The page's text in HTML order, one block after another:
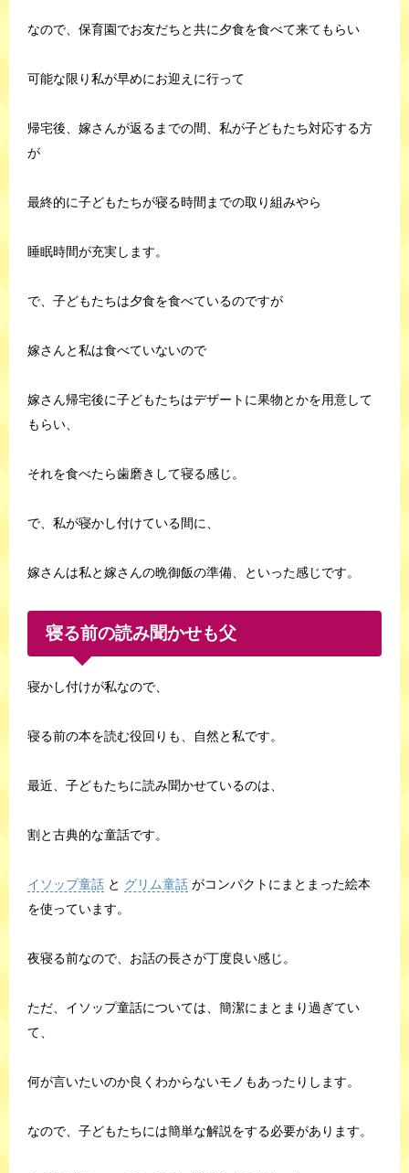
なので、保育園でお友だちと共に夕食を食べて来てもらい
可能な限り私が早めにお迎えに行って
帰宅後、嫁さんが返るまでの間、私が子どもたち対応する方
が
最終的に子どもたちが寝る時間までの取り組みやら
睡眠時間が充実します。
で、子どもたちは夕食を食べているのですが
嫁さんと私は食べていないので
嫁さん帰宅後に子どもたちはデザートに果物とかを用意して
もらい、
それを食べたら歯磨きして寝る感じ。
で、私が寝かし付けている間に、
嫁さんは私と嫁さんの晩御飯の準備、といった感じです。
寝る前の読み聞かせも父
寝かし付けが私なので、
寝る前の本を読む役回りも、自然と私です。
最近、子どもたちに読み聞かせているのは、
割と古典的な童話です。
イソップ童話 と グリム童話 がコンパクトにまとまった絵本
を使っています。
夜寝る前なので、お話の長さが丁度良い感じ。
ただ、イソップ童話については、簡潔にまとまり過ぎてい
て、
何が言いたいのか良くわからないモノもあったりします。
なので、子どもたちには簡単な解説をする必要があります。